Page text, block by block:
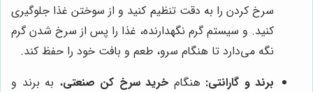
سرخ کردن را به دقت تنظیم کنید و از سوختن غذا جلوگیری
کنید. و سیستم گرم نگهدارنده، غذا را پس از سرخ شدن گرم
نگه می‌دارد تا هنگام سرو، طعم و بافت خود را حفظ کند.
برند و گارانتی: هنگام خرید سرخ کن صنعتی، به برند و